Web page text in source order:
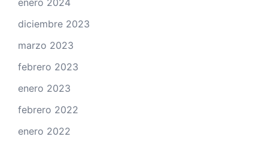
enero 2024
diciembre 2023
marzo 2023
febrero 2023
enero 2023
febrero 2022
enero 2022